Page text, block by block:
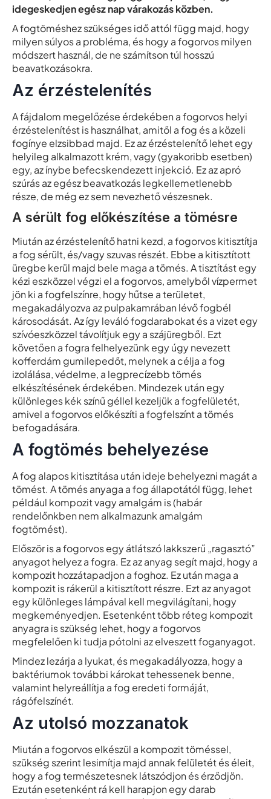
idegeskedjen egész nap várakozás közben.
A fogtöméshez szükséges idő attól függ majd, hogy
milyen súlyos a probléma, és hogy a fogorvos milyen
módszert használ, de ne számítson túl hosszú
beavatkozásokra.
Az érzéstelenítés
A fájdalom megelőzése érdekében a fogorvos helyi
érzéstelenítést is használhat, amitől a fog és a közeli
fogínye elzsibbad majd. Ez az érzéstelenítő lehet egy
helyileg alkalmazott krém, vagy (gyakoribb esetben)
egy, az ínybe befecskendezett injekció. Ez az apró
szúrás az egész beavatkozás legkellemetlenebb
része, de még ez sem nevezhető vészesnek.
A sérült fog előkészítése a tömésre
Miután az érzéstelenítő hatni kezd, a fogorvos kitisztítja
a fog sérült, és/vagy szuvas részét. Ebbe a kitisztított
üregbe kerül majd bele maga a tömés. A tisztítást egy
kézi eszközzel végzi el a fogorvos, amelyből vízpermet
jön ki a fogfelszínre, hogy hűtse a területet,
megakadályozva az pulpakamrában lévő fogbél
károsodását. Az így leváló fogdarabokat és a vizet egy
szívóeszközzel távolítjuk egy a szájüregből. Ezt
követően a fogra felhelyezünk egy úgy nevezett
kofferdám gumilepedőt, melynek a célja a fog
izolálása, védelme, a legprecízebb tömés
elkészítésének érdekében. Mindezek után egy
különleges kék színű géllel kezeljük a fogfelületét,
amivel a fogorvos előkészíti a fogfelszínt a tömés
befogadására.
A fogtömés behelyezése
A fog alapos kitisztítása után ideje behelyezni magát a
tömést. A tömés anyaga a fog állapotától függ, lehet
például kompozit vagy amalgám is (habár
rendelőnkben nem alkalmazunk amalgám
fogtömést).
Először is a fogorvos egy átlátszó lakkszerű „ragasztó”
anyagot helyez a fogra. Ez az anyag segít majd, hogy a
kompozit hozzátapadjon a foghoz. Ez után maga a
kompozit is rákerül a kitisztított részre. Ezt az anyagot
egy különleges lámpával kell megvilágítani, hogy
megkeményedjen. Esetenként több réteg kompozit
anyagra is szükség lehet, hogy a fogorvos
megfelelően ki tudja pótolni az elveszett foganyagot.
Mindez lezárja a lyukat, és megakadályozza, hogy a
baktériumok további károkat tehessenek benne,
valamint helyreállítja a fog eredeti formáját,
rágófelszínét.
Az utolsó mozzanatok
Miután a fogorvos elkészül a kompozit töméssel,
szükség szerint lesimítja majd annak felületét és éleit,
hogy a fog természetesnek látszódjon és érződjön.
Ezután esetenként rá kell harapjon egy darab